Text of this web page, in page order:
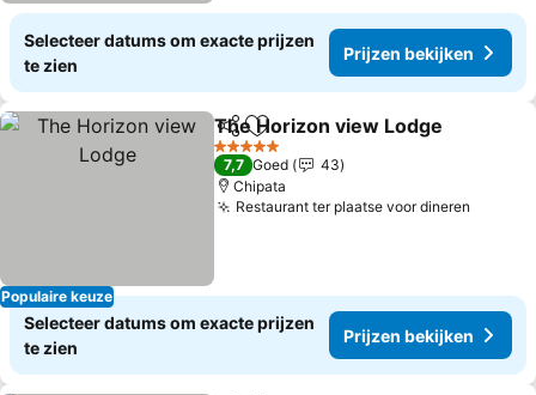
Selecteer datums om exacte prijzen
te zien
Prijzen bekijken
Populaire keuze
DelenToevoegen aan favorieten
The Horizon view Lodge
5 Sterren
7,7 Goed
43
Chipata
Restaurant ter plaatse voor dineren
Selecteer datums om exacte prijzen
te zien
Prijzen bekijken